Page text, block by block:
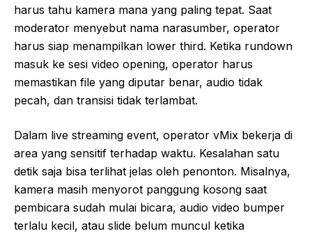
harus tahu kamera mana yang paling tepat. Saat
moderator menyebut nama narasumber, operator
harus siap menampilkan lower third. Ketika rundown
masuk ke sesi video opening, operator harus
memastikan file yang diputar benar, audio tidak
pecah, dan transisi tidak terlambat.
Dalam live streaming event, operator vMix bekerja di
area yang sensitif terhadap waktu. Kesalahan satu
detik saja bisa terlihat jelas oleh penonton. Misalnya,
kamera masih menyorot panggung kosong saat
pembicara sudah mulai bicara, audio video bumper
terlalu kecil, atau slide belum muncul ketika